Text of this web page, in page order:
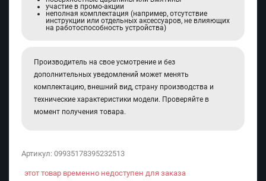
участие в промо-акции
неполная комплектация (например, отсутствие
инструкции или отдельных аксессуаров, не влияющих
на работоспособность устройства)
Производитель на свое усмотрение и без
дополнительных уведомлений может менять
комплектацию, внешний вид, страну производства и
технические характеристики модели. Проверяйте в
момент получения товара.
Артикул: 09935178395232513
этот товар временно недоступен для заказа